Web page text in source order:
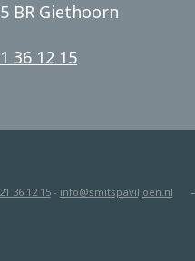
BR Giethoorn
36 12 15
36 12 15- info@smitspaviljoen.nl